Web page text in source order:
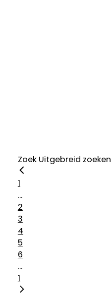
Zoek Uitgebreid zoeken
1
...
2
3
4
5
6
...
1